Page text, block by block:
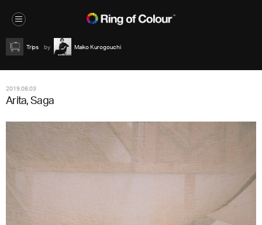
Trips Maiko Kurogouchi
2019.08.03
Arita, Saga